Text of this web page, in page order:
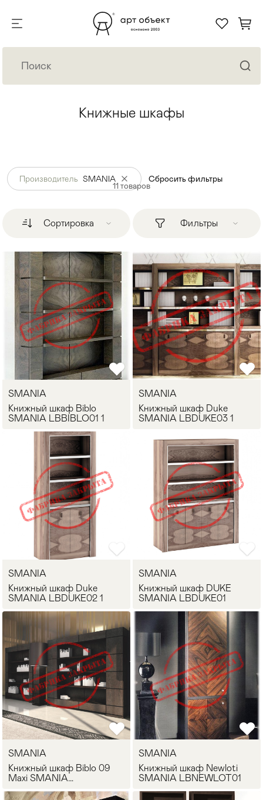
Мягкая мебель >
Кровати
Столы >
Стулья >
Хранение
Комоды и
Мебель
Книжные шкафы
Производитель SMANIA Сбросить фильтры
11товаров
Сортировка Фильтры
SMANIA
Книжный шкаф Biblo
SMANIA LBBIBLO01 1
SMANIA
Книжный шкаф Duke
SMANIA LBDUKE03 1
SMANIA
Книжный шкаф Duke
SMANIA LBDUKE02 1
SMANIA
Книжный шкаф DUKE
SMANIA LBDUKE01
SMANIA
Книжный шкаф Biblo 09
Maxi SMANIA
SMANIA
Книжный шкаф Newloti
SMANIA LBNEWLOT01